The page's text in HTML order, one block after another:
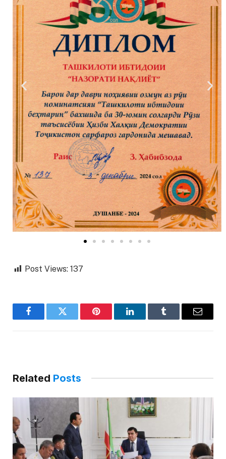
Post Views: 137
FacebookTwitter Pinterest LinkedInTumblr Email
Related Posts